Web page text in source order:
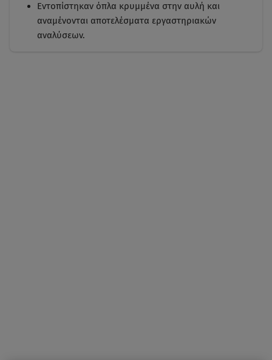
Εντοπίστηκαν όπλα κρυμμένα στην αυλή και
αναμένονται αποτελέσματα εργαστηριακών
αναλύσεων.